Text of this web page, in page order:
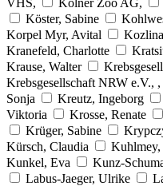
Köster, Sabine
Korpel Myr, Avital
Kranefeld, Charlotte
Krause, Walter
Krebsgesellschaft NRW e.V.,
Sonja
Kreutz, Ingeborg
Viktoria
Krosse, Renate
Krüger, Sabine
Kürsch, Claudia
Kunkel, Eva
Kunz-
Labus-Jaeger, Ulrike